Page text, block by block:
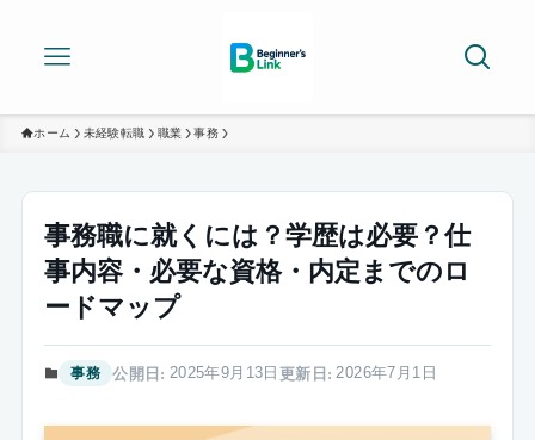
ホーム 未経験転職 職業 事務
事務職に就くには？学歴は必要？仕
事内容・必要な資格・内定までのロ
ードマップ
事務 2025年9月13日 2026年7月1日